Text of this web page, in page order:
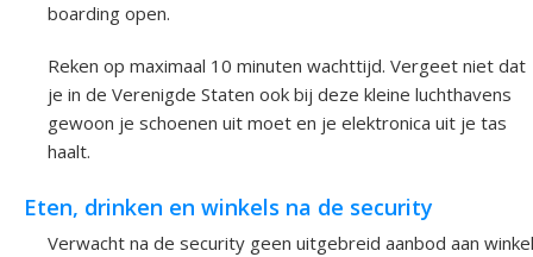
boarding open.
Reken op maximaal 10 minuten wachttijd. Vergeet niet dat
je in de Verenigde Staten ook bij deze kleine luchthavens
gewoon je schoenen uit moet en je elektronica uit je tas
haalt.
Eten, drinken en winkels na de security
Verwacht na de security geen uitgebreid aanbod aan